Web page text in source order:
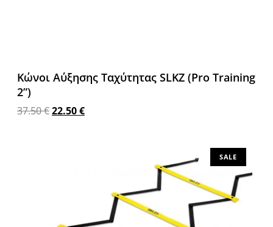
Κώνοι Αύξησης Ταχύτητας SLKZ (Pro Training
2”)
37.50€22.50€
SALE